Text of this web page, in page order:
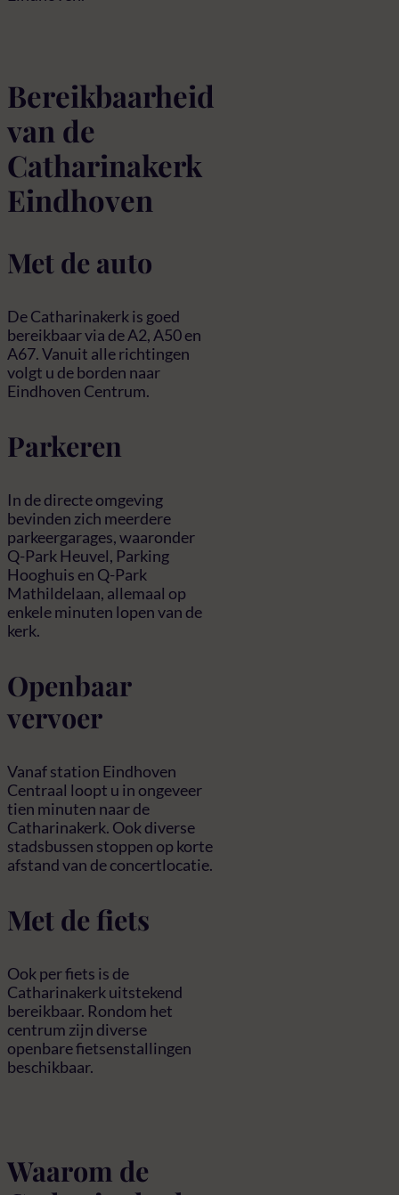
Bereikbaarheid
van de
Catharinakerk
Eindhoven
Met de auto
De Catharinakerk is goed
bereikbaar via de A2, A50 en
A67. Vanuit alle richtingen
volgt u de borden naar
Eindhoven Centrum.
Parkeren
In de directe omgeving
bevinden zich meerdere
parkeergarages, waaronder
Q-Park Heuvel, Parking
Hooghuis en Q-Park
Mathildelaan, allemaal op
enkele minuten lopen van de
kerk.
Openbaar
vervoer
Vanaf station Eindhoven
Centraal loopt u in ongeveer
tien minuten naar de
Catharinakerk. Ook diverse
stadsbussen stoppen op korte
afstand van de concertlocatie.
Met de fiets
Ook per fiets is de
Catharinakerk uitstekend
bereikbaar. Rondom het
centrum zijn diverse
openbare fietsenstallingen
beschikbaar.
Waarom de